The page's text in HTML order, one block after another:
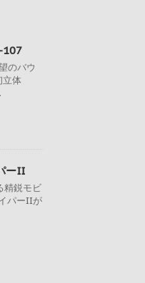
107
のバウ
立体
ーII
精鋭モビ
パーIIが